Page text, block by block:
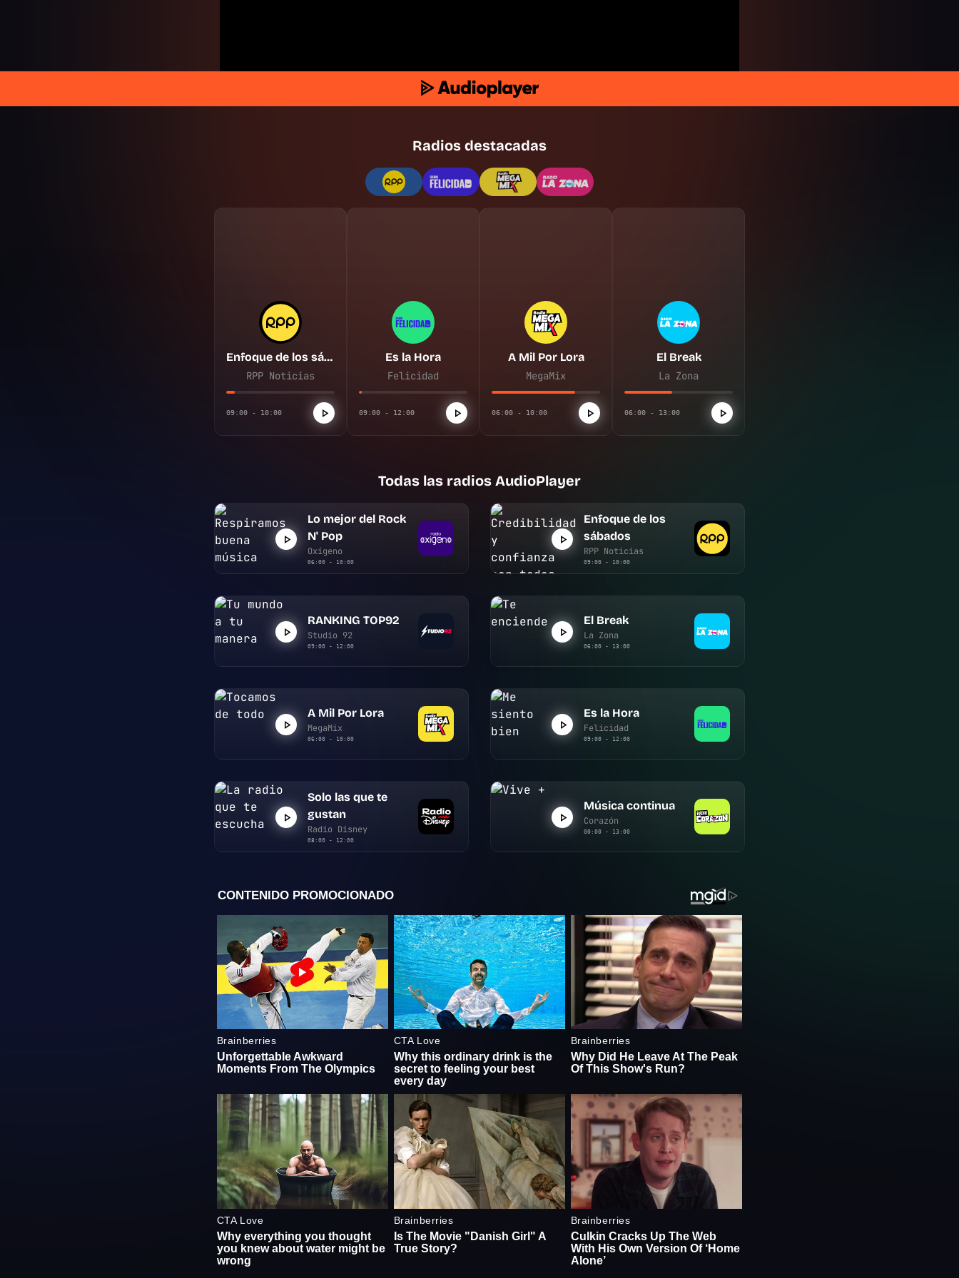
Radios destacadas
Enfoque de los sábados
RPP Noticias
09:00 - 10:00
Es la Hora
Felicidad
09:00 - 12:00
A Mil Por Lora
MegaMix
06:00 - 10:00
El Break
La Zona
06:00 - 13:00
Todas las radios AudioPlayer
Lo mejor del Rock
N' Pop
Oxígeno
06:00 - 10:00
Enfoque de los
sábados
RPP Noticias
09:00 - 10:00
RANKING TOP92
Studio 92
09:00 - 12:00
El Break
La Zona
06:00 - 13:00
A Mil Por Lora
MegaMix
06:00 - 10:00
Es la Hora
Felicidad
09:00 - 12:00
Solo las que te
gustan
Radio Disney
08:00 - 12:00
Música continua
Corazón
00:00 - 13:00